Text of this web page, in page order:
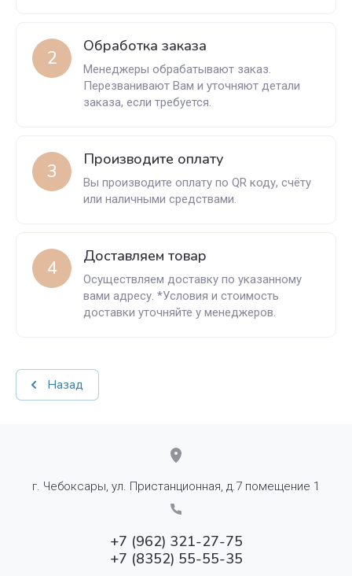
2
Обработка заказа
Менеджеры обрабатывают заказ.
Перезванивают Вам и уточняют детали
заказа, если требуется.
3
Производите оплату
Вы производите оплату по QR коду, счёту
или наличными средствами.
4
Доставляем товар
Осуществляем доставку по указанному
вами адресу. *Условия и стоимость
доставки уточняйте у менеджеров.
Назад
г. Чебоксары, ул. Пристанционная, д.7 помещение 1
+7 (962) 321-27-75
+7 (8352) 55-55-35